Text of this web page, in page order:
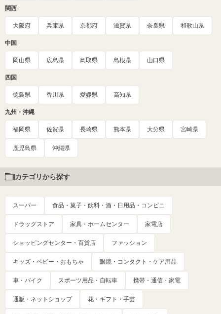
関西
大阪府 兵庫県 京都府 滋賀県 奈良県 和歌山県
中国
岡山県 広島県 鳥取県 島根県 山口県
四国
徳島県 香川県 愛媛県 高知県
九州・沖縄
福岡県 佐賀県 長崎県 熊本県 大分県 宮崎県
鹿児島県 沖縄県
カテゴリから探す
スーパー 食品・菓子・飲料・酒・日用品・コンビニ
ドラッグストア 家具・ホームセンター 家電店
ショッピングセンター・百貨店 ファッション
キッズ・ベビー・おもちゃ 眼鏡・コンタクト・ケア用品
車・バイク スポーツ用品・自転車 携帯・通信・家電
通販・ネットショップ 花・ギフト・手芸